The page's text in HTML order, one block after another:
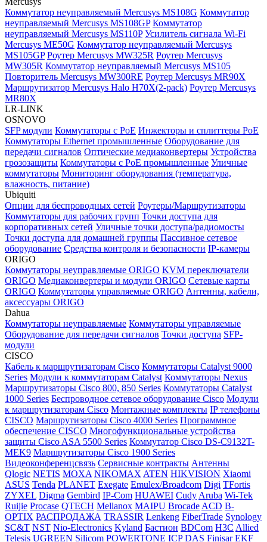
Коммутатор неуправляемый Mercusys MS108G Коммутатор
неуправляемый Mercusys MS108GP Коммутатор
неуправляемый Mercusys MS110P Усилитель сигнала Wi-Fi
Mercusys ME50G Коммутатор неуправляемый Mercusys
MS105GP Роутер Mercusys MW325R Роутер Mercusys
MW305R Коммутатор неуправляемый Mercusys MS105
Повторитель Mercusys MW300RE Роутер Mercusys MR90X
Маршрутизатор Mercusys Halo H70X(2-pack) Роутер Mercusys
MR80X
LR-LINK
OSNOVO
SFP модули Коммутаторы c PoE Инжекторы и сплиттеры PoE
Коммутаторы Ethernet промышленные Оборудование для
передачи сигналов Оптические медиаконвертеры Устройства
грозозащиты Коммутаторы с PoE промышленные Уличные
коммутаторы Мониторинг оборудования (температура,
влажность, питание)
Ubiquiti
Опции для беспроводных сетей Роутеры/Маршрутизаторы
Коммутаторы для рабочих групп Точки доступа для
корпоративных сетей Уличные точки доступа/радиомосты
Точки доступа для домашней группы Пассивное сетевое
оборудование Средства контроля и безопасности IP-камеры
ORIGO
Коммутаторы неуправляемые ORIGO KVM переключатели
ORIGO Медиаконвертеры и модули ORIGO Сетевые карты
ORIGO Коммутаторы управляемые ORIGO Антенны, кабели,
аксессуары ORIGO
Dahua
Коммутаторы неуправляемые Коммутаторы управляемые
Оборудование для передачи сигналов Точки доступа SFP-
модули
CISCO
Кабель к маршрутизаторам Cisco Коммутаторы Catalyst 9000
Series Модули к коммутаторам Catalyst Коммутаторы Nexus
Маршрутизаторы Cisco 800, 850 Series Коммутаторы Catalyst
1000 Series Беспроводное сетевое оборудование Cisco Модули
к маршрутизаторам Cisco Монтажные комплекты IP телефоны
СISCO Маршрутизаторы Cisco 4000 Series Программное
обеспечение СISCO Многофункциональные устройства
защиты Cisco ASA 5500 Series Коммутатор Cisco DS-C9132T-
MEK9 Маршрутизаторы Cisco 1900 Series
Видеоконференцсвязь Сервисные контракты Антенны
Qlogic NETIS MOXA NIKOMAX ATEN HIKVISION Xiaomi
ASUS Tenda PLANET Exegate Emulex/Broadcom Digi TFortis
ZYXEL Digma Gembird IP-Com HUAWEI Cudy Aruba Wi-Tek
Ruijie Procase QTECH Mellanox MAIPU Brocade ACD B-
OPTIX РАСПРОДАЖА TRASSIR Lenkeng FiberTrade Synology
SC&T NST Nio-Electronics Kyland Бастион BDCom H3C Allied
Telesis UGREEN Silicom POWERTONE ICP DAS Finisar EKF